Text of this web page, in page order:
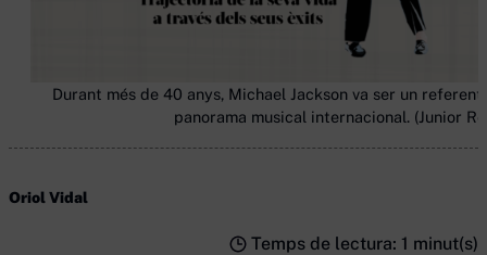
Durant més de 40 anys, Michael Jackson va ser un referent
panorama musical internacional. (Junior
Oriol Vidal
Temps de lectura: 1 minut(s)